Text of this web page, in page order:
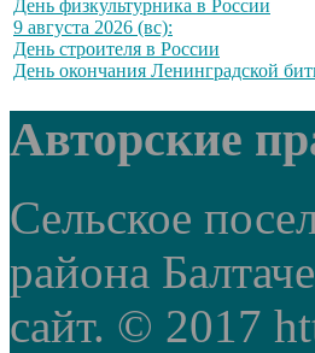
День физкультурника в России
9 августа 2026 (вс):
День строителя в России
День окончания Ленинградской
Авторские
Сельское
района
сайт. © 2017